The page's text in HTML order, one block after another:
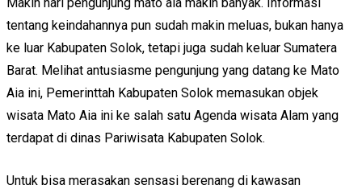
tentang keindahannya pun sudah makin meluas, bukan hanya
ke luar Kabupaten Solok, tetapi juga sudah keluar Sumatera
Barat. Melihat antusiasme pengunjung yang datang ke Mato
Aia ini, Pemerinttah Kabupaten Solok memasukan objek
wisata Mato Aia ini ke salah satu Agenda wisata Alam yang
terdapat di dinas Pariwisata Kabupaten Solok.
Untuk bisa merasakan sensasi berenang di kawasan